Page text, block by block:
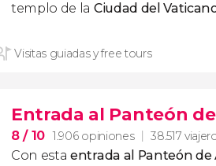
templo de la Ciudad del
Visitas guiadas y free tours
Entrada al Panteón
8/ 10 1.906 opiniones 38.517
Con estaentrada al Panteón de